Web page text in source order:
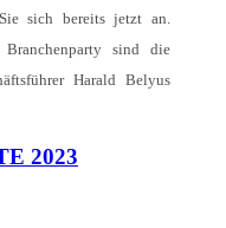
sich bereits jetzt an.
Branchenparty sind die
Harald Belyus
2023